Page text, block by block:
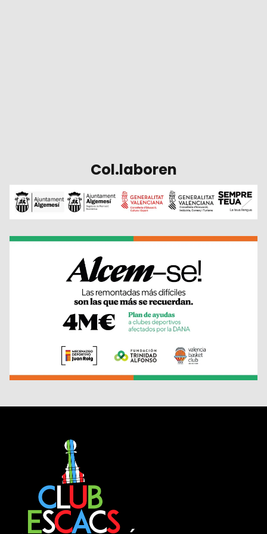
Col.laboren